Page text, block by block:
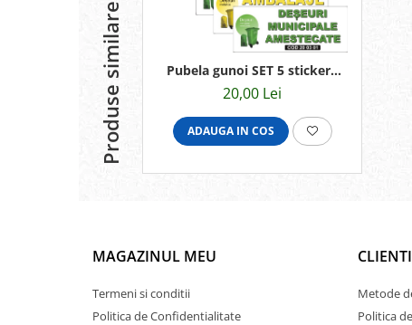
Produse similare
Pubela gunoi SET 5 stickere
25x10cm
20,00 Lei
ADAUGA IN COS
MAGAZINUL MEU
Termeni si conditii
Politica de Confidentialitate
CLIENTI
Metode
Politica